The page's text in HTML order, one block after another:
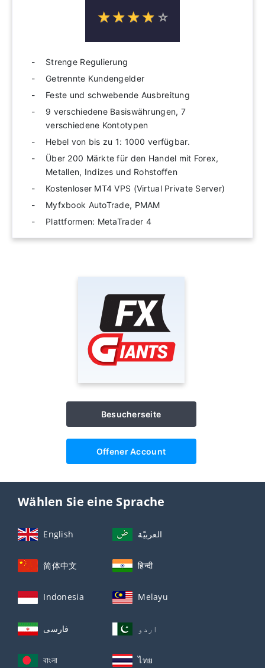
☆☆☆☆ ☆
★★★★ ★
Strenge Regulierung
Getrennte Kundengelder
Feste und schwebende Ausbreitung
9 verschiedene Basiswährungen, 7
verschiedene Kontotypen
Hebel von bis zu 1: 1000 verfügbar.
Über 200 Märkte für den Handel mit Forex,
Metallen, Indizes und Rohstoffen
Kostenloser MT4 VPS (Virtual Private Server)
Myfxbook AutoTrade, PMAM
Plattformen: MetaTrader 4
Besucherseite
Offener Account
Wählen Sie eine Sprache
English العربيّة
简体中文 हिन्दी
Indonesia Melayu
فارسی اردو
বাংলা ไทย